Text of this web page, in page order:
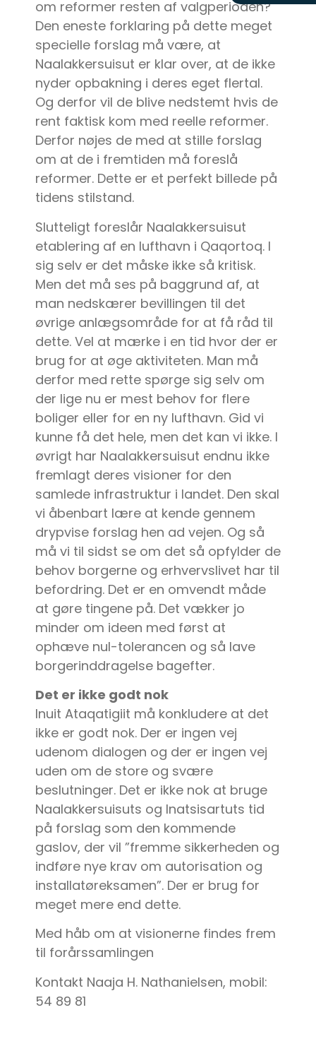
om reformer resten af valgperioden?
Den eneste forklaring på dette meget
specielle forslag må være, at
Naalakkersuisut er klar over, at de ikke
nyder opbakning i deres eget flertal.
Og derfor vil de blive nedstemt hvis de
rent faktisk kom med reelle reformer.
Derfor nøjes de med at stille forslag
om at de i fremtiden må foreslå
reformer. Dette er et perfekt billede på
tidens stilstand.
Slutteligt foreslår Naalakkersuisut
etablering af en lufthavn i Qaqortoq. I
sig selv er det måske ikke så kritisk.
Men det må ses på baggrund af, at
man nedskærer bevillingen til det
øvrige anlægsområde for at få råd til
dette. Vel at mærke i en tid hvor der er
brug for at øge aktiviteten. Man må
derfor med rette spørge sig selv om
der lige nu er mest behov for flere
boliger eller for en ny lufthavn. Gid vi
kunne få det hele, men det kan vi ikke. I
øvrigt har Naalakkersuisut endnu ikke
fremlagt deres visioner for den
samlede infrastruktur i landet. Den skal
vi åbenbart lære at kende gennem
drypvise forslag hen ad vejen. Og så
må vi til sidst se om det så opfylder de
behov borgerne og erhvervslivet har til
befordring. Det er en omvendt måde
at gøre tingene på. Det vækker jo
minder om ideen med først at
ophæve nul-tolerancen og så lave
borgerinddragelse bagefter.
Det er ikke godt nok
Inuit Ataqatigiit må konkludere at det
ikke er godt nok. Der er ingen vej
udenom dialogen og der er ingen vej
uden om de store og svære
beslutninger. Det er ikke nok at bruge
Naalakkersuisuts og Inatsisartuts tid
på forslag som den kommende
gaslov, der vil ”fremme sikkerheden og
indføre nye krav om autorisation og
installatøreksamen”. Der er brug for
meget mere end dette.
Med håb om at visionerne findes frem
til forårssamlingen
Kontakt Naaja H. Nathanielsen, mobil:
54 89 81